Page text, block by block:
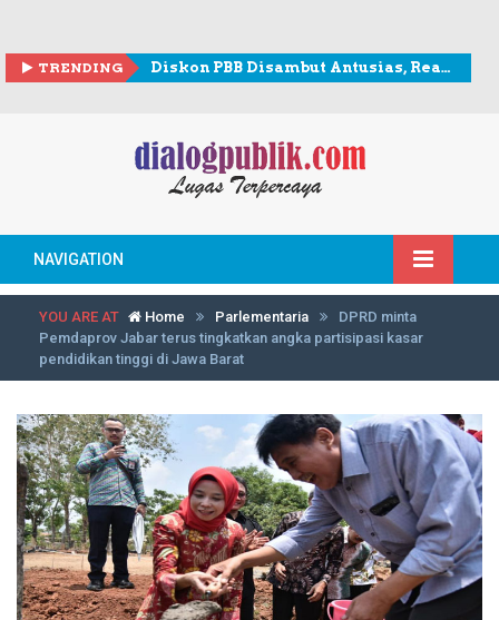
TRENDING Diskon PBB Disambut Antusias, Realisasi Penerimaan Lampaui Rp307 Miliar
NAVIGATION
YOU ARE AT Home Parlementaria
DPRD minta
Pemdaprov Jabar terus tingkatkan angka partisipasi kasar
pendidikan tinggi di Jawa Barat